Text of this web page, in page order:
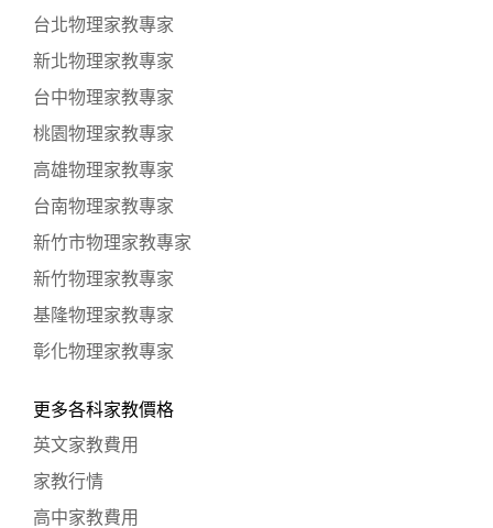
台北物理家教專家
新北物理家教專家
台中物理家教專家
桃園物理家教專家
高雄物理家教專家
台南物理家教專家
新竹市物理家教專家
新竹物理家教專家
基隆物理家教專家
彰化物理家教專家
更多各科家教價格
英文家教費用
家教行情
高中家教費用